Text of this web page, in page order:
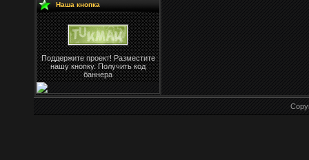
Наша кнопка
Поддержите проект! Разместите
нашу кнопку. Получить код
баннера